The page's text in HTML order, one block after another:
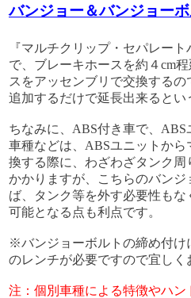
バンジョー＆バンジョーボ
『マルチクリップ・セパレー
で、ブレーキホースを約４cm
スをアッセンブリで交換する
追加するだけで延長出来るとい
ちなみに、ABS付き車で、
車種などは、ABSユニットか
換する際に、わざわざタンク
かかりますが、こちらのバン
ば、タンク等を外す必要性も
可能となる点も利点です。
※バンジョーボルトの締め付け
のレンチが必要ですので宜しく
注：個別車種による特徴やハン